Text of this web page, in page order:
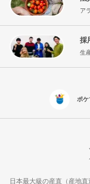
ア
採
生
ポ
日本最大級の産直（産地